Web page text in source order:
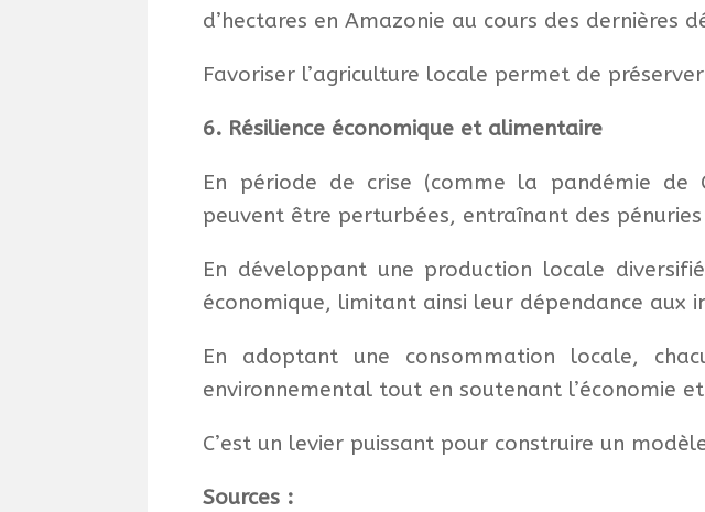
d’hectares en Amazonie au cours des dernières
Favoriser l’agriculture locale permet de
6. Résilience économique et alimentaire
En période de crise (comme la pandémie de
peuvent être perturbées, entraînant des
En développant une production locale
économique, limitant ainsi leur dépendance aux
En adoptant une consommation locale,
environnemental tout en soutenant l’économie
C’est un levier puissant pour construire un
Sources :